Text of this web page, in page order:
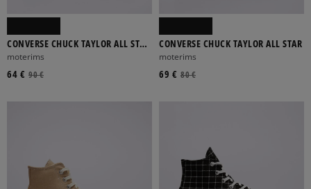
CONVERSE CHUCK TAYLOR ALL STAR
CRUISE
moterims
90 €
64 €
CONVERSE CHUCK TAYLOR ALL STAR
moterims
80 €
69 €